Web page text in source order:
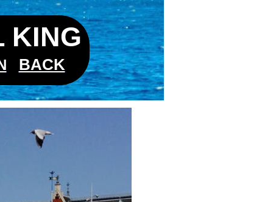
KING
BACK